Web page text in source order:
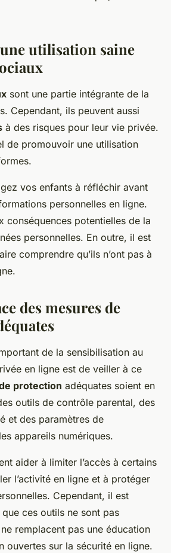
utilisation saine
sont une partie intégrante de la
Cependant, ils peuvent aussi
à des risques pour leur vie privée.
de promouvoir une utilisation
vos enfants à réfléchir avant
personnelles en ligne.
conséquences potentielles de la
personnelles. En outre, il est
comprendre qu’ils n’ont pas à
des mesures de
de la sensibilisation au
en ligne est de veiller à ce
protection adéquates soient en
outils de contrôle parental, des
et des paramètres de
appareils numériques.
aider à limiter l’accès à certains
l’activité en ligne et à protéger
Cependant, il est
ces outils ne sont pas
remplacent pas une éducation
ouvertes sur la sécurité en ligne.